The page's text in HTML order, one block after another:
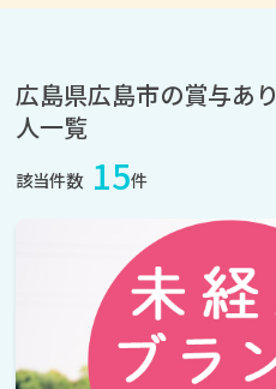
広島県広島市の賞与あ
人一覧
該当件数 15件